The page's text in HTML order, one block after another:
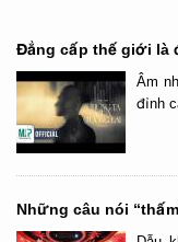
Đẳng cấp thế giới là
Âm
đỉnh
Những câu nói